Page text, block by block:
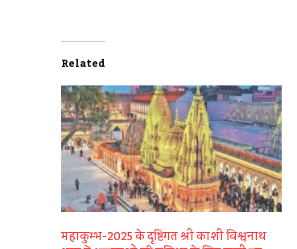
Related
महाकुम्भ-2025 के दृष्टिगत श्री काशी विश्वनाथ